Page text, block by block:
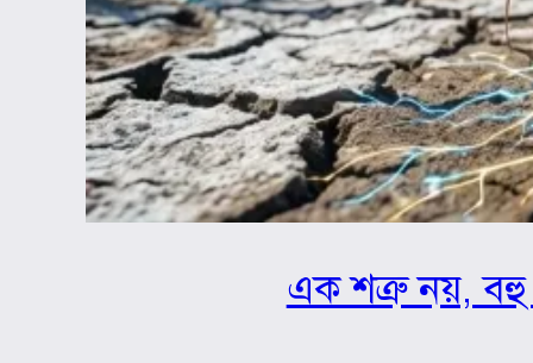
এক শত্রু নয়, বহু